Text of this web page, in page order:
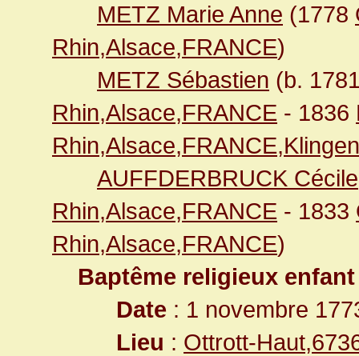
METZ Marie Anne (1778
Rhin,Alsace,FRANCE)
METZ Sébastien (b.
Rhin,Alsace,FRANCE - 1836
AUFFDERBRUCK Cécile
Rhin,Alsace,FRANCE - 1833
Rhin,Alsace,FRANCE)
Baptême religieux enfant
Date : 1 novembre
Lieu : Ottrott-